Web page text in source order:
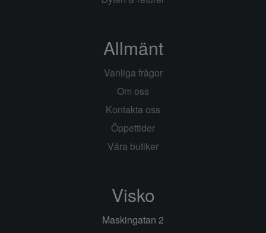
Allmänt
Vanliga frågor
Om oss
Kontakta oss
Öppettider
Våra butiker
Visko
Maskingatan 2